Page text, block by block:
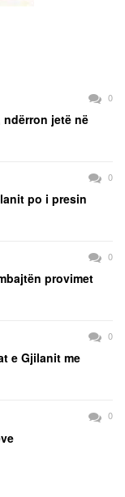
0
jetë në
0
po i presin
0
provimet
0
e Gjilanit me
0